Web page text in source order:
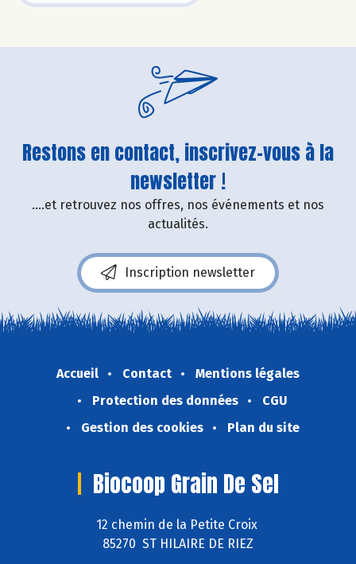
Restons en contact, inscrivez-vous à la
newsletter !
....et retrouvez nos offres, nos événements et nos
actualités.
Inscription newsletter
Accueil Contact
Mentions légales
Protection des données
CGU
Gestion des cookies
Plan du site
Biocoop Grain De Sel
12 chemin de la Petite Croix
85270 ST HILAIRE DE RIEZ